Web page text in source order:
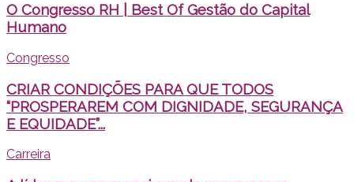
O Congresso RH | Best Of Gestão do Capital
Humano
Congresso
CRIAR CONDIÇÕES PARA QUE TODOS
“PROSPERAREM COM DIGNIDADE, SEGURANÇA
E EQUIDADE”...
Carreira